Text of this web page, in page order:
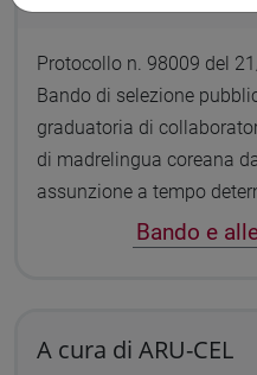
Protocollo n. 98009 del
Bando di selezione
graduatoria di
di madrelingua coreana
assunzione a tempo
Bando e
A cura di ARU-CEL